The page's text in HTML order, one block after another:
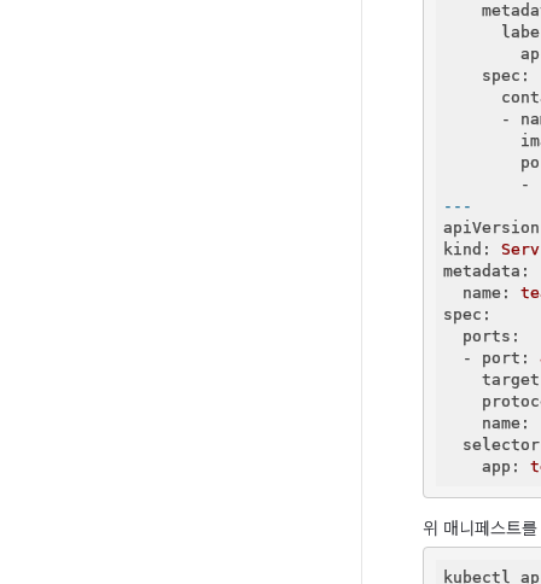
    spec:
-
-
---
kind:
metadata:
  name:
spec:
  ports:
  - port:
    name:
    app:
위 매니페스트